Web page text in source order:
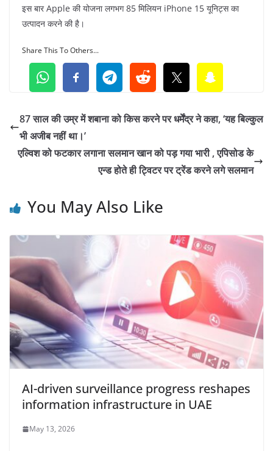
इस बार Apple की योजना लगभग 85 मिलियन iPhone 15 यूनिट्स का
उत्पादन करने की है।
Share This To Others...
87 साल की उम्र में शबाना को किस करने पर धर्मेंद्र ने कहा, ‘यह बिल्कुल
भी अजीब नहीं था।’
एल्विश को फटकार लगाना सलमान खान को पड़ गया भारी , एपिसोड के
एन्ड होते ही ट्विटर पर ट्रेंड करने लगे सलमान
You May Also Like
AI-driven surveillance progress reshapes
information infrastructure in UAE
May 13, 2026